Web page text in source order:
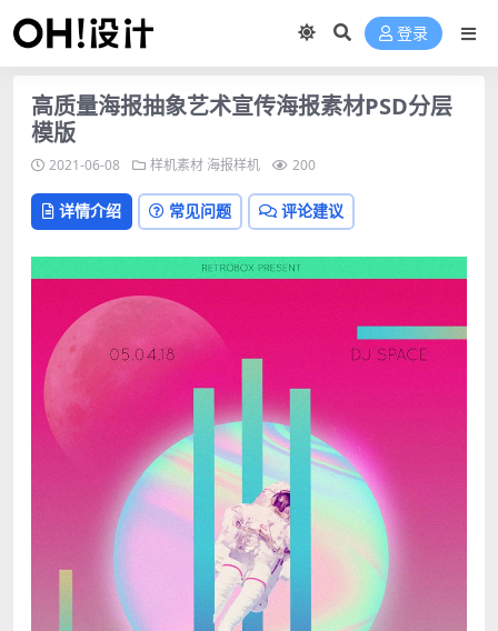
登录
高质量海报抽象艺术宣传海报素材PSD分层
模版
2021-06-08 样机素材 海报样机 200
详情介绍 常见问题 评论建议